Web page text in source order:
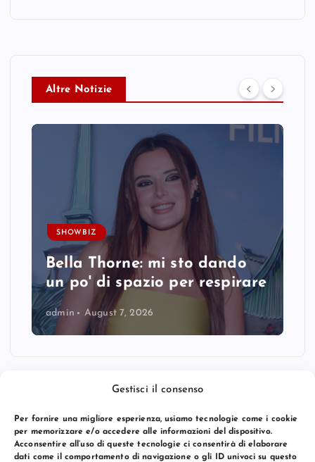
Gestisci il consenso
Per fornire una migliore esperienza, usiamo tecnologie come i cookie
per memorizzare e/o accedere alle informazioni del dispositivo.
Acconsentire all’uso di queste tecnologie ci consentirà di elaborare
dati come il comportamento di navigazione o gli ID univoci su questo
Altre Notizie
SHOWBIZ
Bella Thorne: mi sto dando
un po' di spazio per respirare
admin August 7, 2026